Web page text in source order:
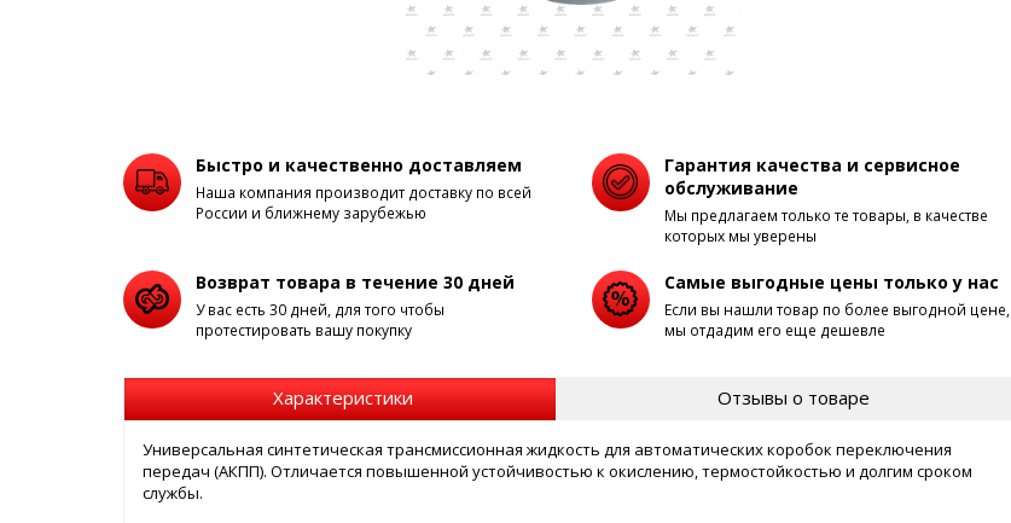
Быстро и качественно доставляем
Наша компания производит доставку по всей
России и ближнему зарубежью
Гарантия качества и сервисное
обслуживание
Мы предлагаем только те товары, в качестве
которых мы уверены
Возврат товара в течение 30 дней
У вас есть 30 дней, для того чтобы
протестировать вашу покупку
Самые выгодные цены только у нас
Если вы нашли товар по более выгодной цене,
мы отдадим его еще дешевле
Характеристики Отзывы о товаре
Универсальная синтетическая трансмиссионная жидкость для автоматических коробок переключения
передач (АКПП). Отличается повышенной устойчивостью к окислению, термостойкостью и долгим сроком
службы.